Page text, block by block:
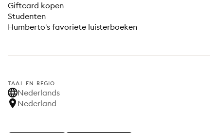
Giftcard kopen
Studenten
Humberto's favoriete luisterboeken
TAAL EN REGIO
Nederlands
Nederland